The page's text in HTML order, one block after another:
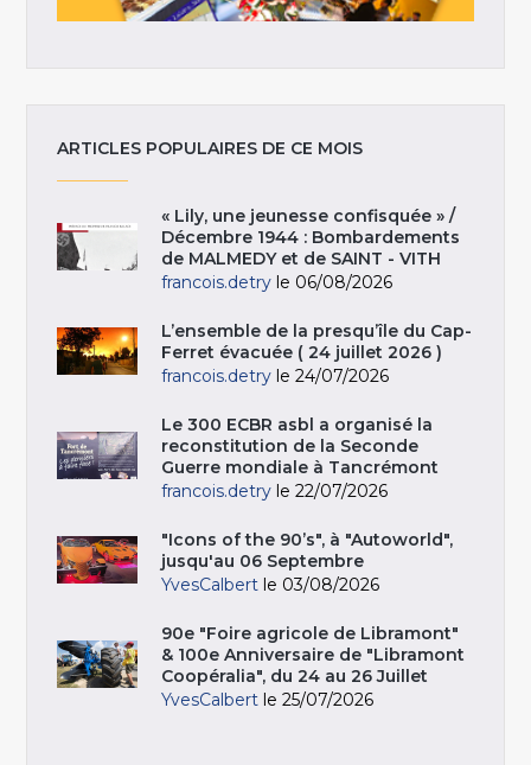
ARTICLES POPULAIRES DE CE MOIS
« Lily, une jeunesse confisquée » /
Décembre 1944 : Bombardements
de MALMEDY et de SAINT - VITH
francois.detry le 06/08/2026
L’ensemble de la presqu’île du Cap-
Ferret évacuée ( 24 juillet 2026 )
francois.detry le 24/07/2026
Le 300 ECBR asbl a organisé la
reconstitution de la Seconde
Guerre mondiale à Tancrémont
francois.detry le 22/07/2026
"Icons of the 90’s", à "Autoworld",
jusqu'au 06 Septembre
YvesCalbert le 03/08/2026
90e "Foire agricole de Libramont"
& 100e Anniversaire de "Libramont
Coopéralia", du 24 au 26 Juillet
YvesCalbert le 25/07/2026